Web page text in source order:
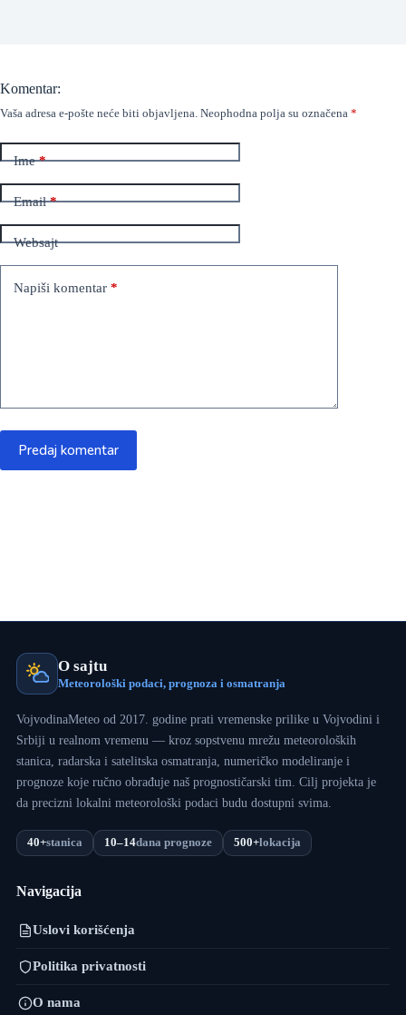
Komentar:
Vaša adresa e-pošte neće biti objavljena. Neophodna polja su označena *
Ime*
Email*
Websajt
Napiši komentar *
Predaj komentar
O sajtu
Meteorološki podaci, prognoza i osmatranja
VojvodinaMeteo od 2017. godine prati vremenske prilike u Vojvodini i
Srbiji u realnom vremenu — kroz sopstvenu mrežu meteoroloških
stanica, radarska i satelitska osmatranja, numeričko modeliranje i
prognoze koje ručno obrađuje naš prognostičarski tim. Cilj projekta je
da precizni lokalni meteorološki podaci budu dostupni svima.
40+stanica 10–14dana prognoze 500+lokacija
Navigacija
Uslovi korišćenja
Politika privatnosti
O nama